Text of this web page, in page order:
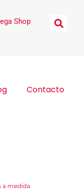
Shop
Contacto
a medida